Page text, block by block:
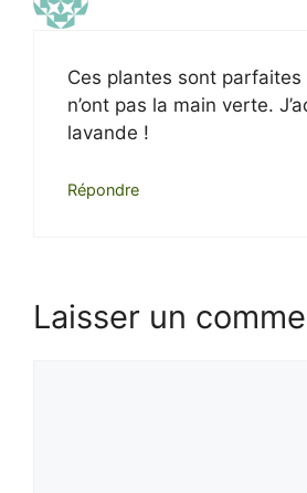
Ces plantes sont parfaites
n’ont pas la main verte.
lavande !
Répondre
Laisser un